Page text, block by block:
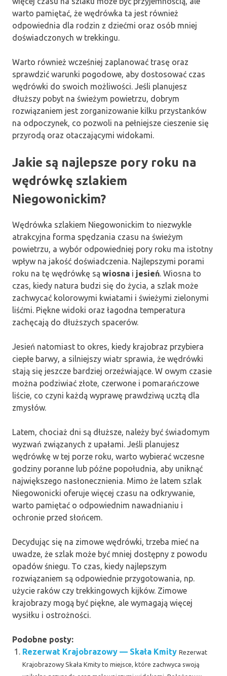
warto pamiętać, że wędrówka ta jest również
odpowiednia dla rodzin z dziećmi oraz osób mniej
doświadczonych w trekkingu.
Warto również wcześniej zaplanować trasę oraz
sprawdzić warunki pogodowe, aby dostosować czas
wędrówki do swoich możliwości. Jeśli planujesz
dłuższy pobyt na świeżym powietrzu, dobrym
rozwiązaniem jest zorganizowanie kilku przystanków
na odpoczynek, co pozwoli na pełniejsze cieszenie się
przyrodą oraz otaczającymi widokami.
Jakie są najlepsze pory roku na
wędrówkę szlakiem
Niegowonickim?
Wędrówka szlakiem Niegowonickim to niezwykle
atrakcyjna forma spędzania czasu na świeżym
powietrzu, a wybór odpowiedniej pory roku ma istotny
wpływ na jakość doświadczenia. Najlepszymi porami
roku na tę wędrówkę są wiosna i jesień. Wiosna to
czas, kiedy natura budzi się do życia, a szlak może
zachwycać kolorowymi kwiatami i świeżymi zielonymi
liśćmi. Piękne widoki oraz łagodna temperatura
zachęcają do dłuższych spacerów.
Jesień natomiast to okres, kiedy krajobraz przybiera
ciepłe barwy, a silniejszy wiatr sprawia, że wędrówki
stają się jeszcze bardziej orzeźwiające. W owym czasie
można podziwiać złote, czerwone i pomarańczowe
liście, co czyni każdą wyprawę prawdziwą ucztą dla
zmysłów.
Latem, chociaż dni są dłuższe, należy być świadomym
wyzwań związanych z upałami. Jeśli planujesz
wędrówkę w tej porze roku, warto wybierać wczesne
godziny poranne lub późne popołudnia, aby uniknąć
największego nasłonecznienia. Mimo że latem szlak
Niegowonicki oferuje więcej czasu na odkrywanie,
warto pamiętać o odpowiednim nawadnianiu i
ochronie przed słońcem.
Decydując się na zimowe wędrówki, trzeba mieć na
uwadze, że szlak może być mniej dostępny z powodu
opadów śniegu. To czas, kiedy najlepszym
rozwiązaniem są odpowiednie przygotowania, np.
użycie raków czy trekkingowych kijków. Zimowe
krajobrazy mogą być piękne, ale wymagają więcej
wysiłku i ostrożności.
Podobne posty:
Rezerwat Krajobrazowy — Skała Kmity Rezerwat
Krajobrazowy Skała Kmity to miejsce, które zachwyca swoją